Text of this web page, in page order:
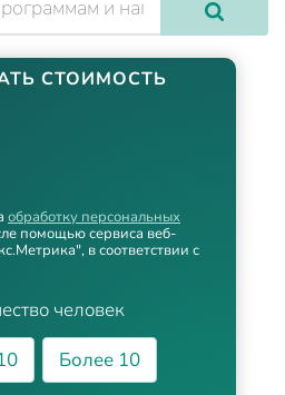
СТОИМОСТЬ
человек
Более 10
обработку персональных
помощью сервиса веб-
в соответствии с